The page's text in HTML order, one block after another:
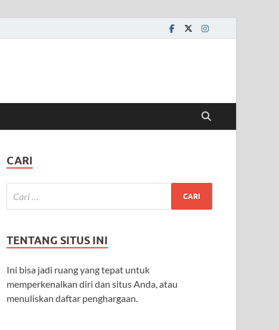
CARI
TENTANG SITUS INI
Ini bisa jadi ruang yang tepat untuk
memperkenalkan diri dan situs Anda, atau
menuliskan daftar penghargaan.